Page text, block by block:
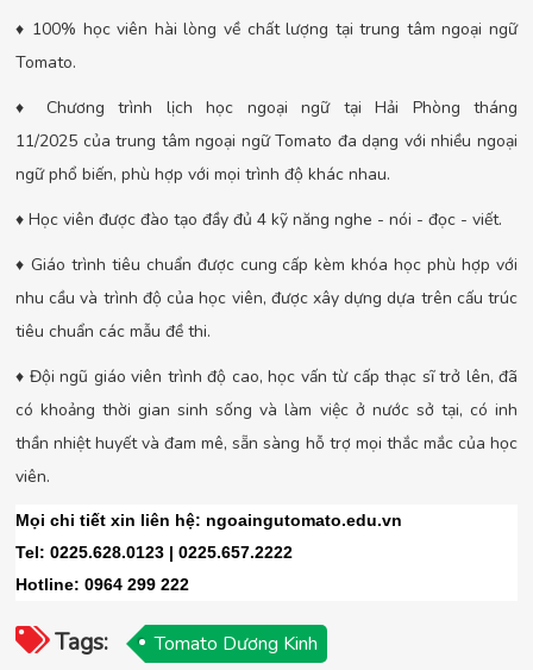
♦ 100% học viên hài lòng về chất lượng tại trung tâm ngoại ngữ
Tomato.
♦ Chương trình lịch học ngoại ngữ tại Hải Phòng tháng
11/2025 của trung tâm ngoại ngữ Tomato đa dạng với nhiều ngoại
ngữ phổ biến, phù hợp với mọi trình độ khác nhau.
♦ Học viên được đào tạo đầy đủ 4 kỹ năng nghe - nói - đọc - viết.
♦ Giáo trình tiêu chuẩn được cung cấp kèm khóa học phù hợp với
nhu cầu và trình độ của học viên, được xây dựng dựa trên cấu trúc
tiêu chuẩn các mẫu đề thi.
♦ Đội ngũ giáo viên trình độ cao, học vấn từ cấp thạc sĩ trở lên, đã
có khoảng thời gian sinh sống và làm việc ở nước sở tại, có inh
thần nhiệt huyết và đam mê, sẵn sàng hỗ trợ mọi thắc mắc của học
viên.
Mọi chi tiết xin liên hệ: ngoaingutomato.edu.vn
Tel: 0225.628.0123 | 0225.657.2222
Hotline: 0964 299 222
Tags:
Tomato Dương Kinh